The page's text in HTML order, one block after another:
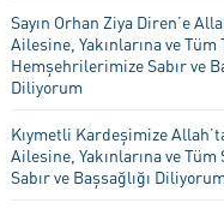
Sayın Orhan Ziya Diren’e
Ailesine, Yakınlarına ve Tüm
Hemşehrilerimize Sabır ve
Diliyorum
Kıymetli Kardeşimize
Ailesine, Yakınlarına ve
Sabır ve Başsağlığı